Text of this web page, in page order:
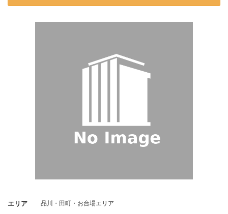
エリア 品川・田町・お台場エリア